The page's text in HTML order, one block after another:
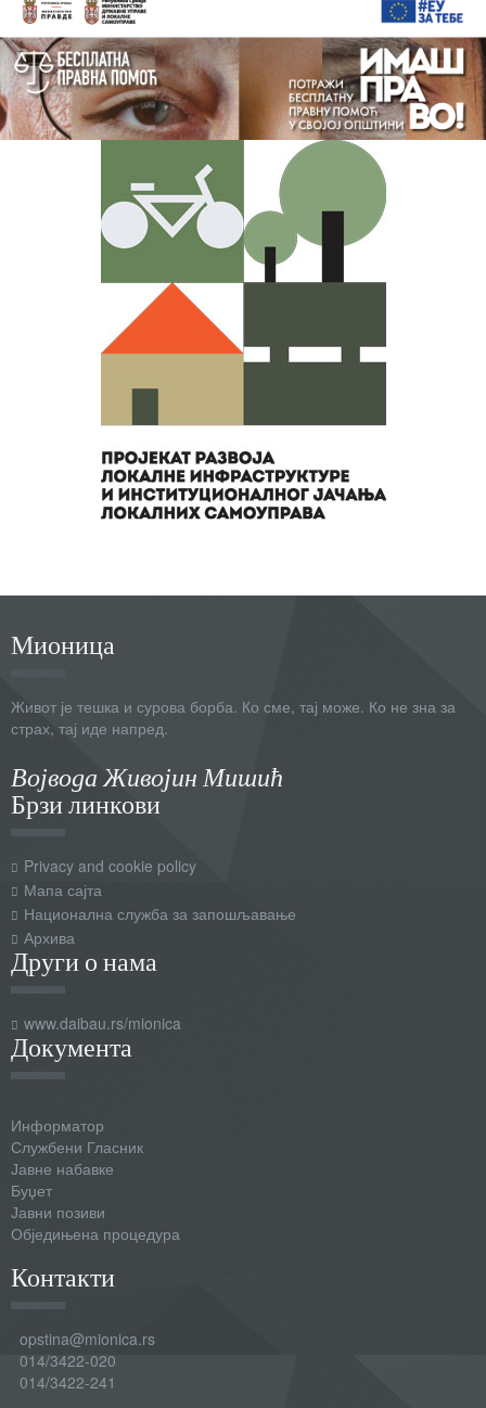
Мионица
Живот је тешка и сурова борба. Ко сме, тај може. Ко не зна за
страх, тај иде напред.
Војвода Живојин Мишић
Брзи линкови
Privacy and cookie policy
Мапа сајта
Национална служба за запошљавање
Архива
Други о нама
www.daibau.rs/mionica
Документа
Информатор
Службени Гласник
Јавне набавке
Буџет
Јавни позиви
Обједињена процедура
Контакти
opstina@mionica.rs
014/3422-020
014/3422-241